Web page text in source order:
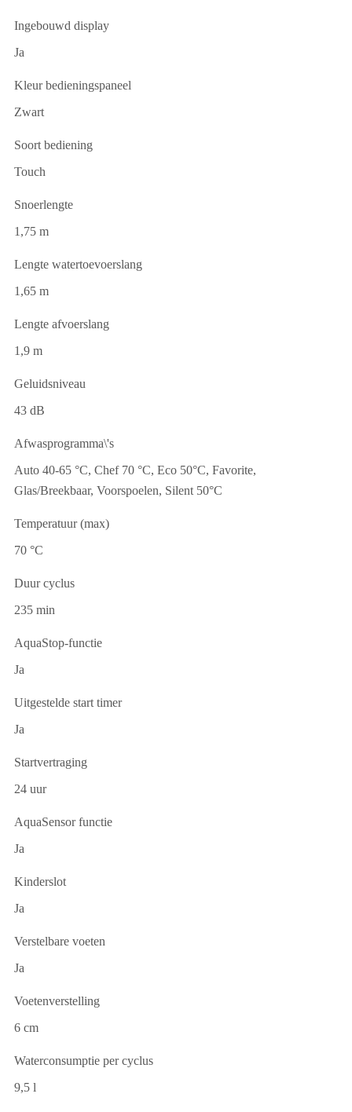
Ingebouwd display
Ja
Kleur bedieningspaneel
Zwart
Soort bediening
Touch
Snoerlengte
1,75 m
Lengte watertoevoerslang
1,65 m
Lengte afvoerslang
1,9 m
Geluidsniveau
43 dB
Afwasprogramma\'s
Auto 40-65 °C, Chef 70 °C, Eco 50°C, Favorite,
Glas/Breekbaar, Voorspoelen, Silent 50°C
Temperatuur (max)
70 °C
Duur cyclus
235 min
AquaStop-functie
Ja
Uitgestelde start timer
Ja
Startvertraging
24 uur
AquaSensor functie
Ja
Kinderslot
Ja
Verstelbare voeten
Ja
Voetenverstelling
6 cm
Waterconsumptie per cyclus
9,5 l